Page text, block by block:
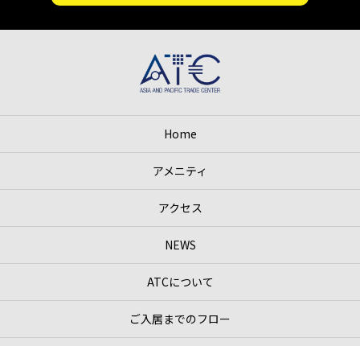
Home
アメニティ
アクセス
NEWS
ATCについて
ご入居までのフロー